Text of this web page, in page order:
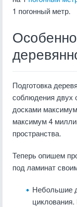
1 погонный метр.
Подготовка
соблюдения двух
досками
максимум 4
пространства.
Теперь опишем
под ламинат
Небольшие